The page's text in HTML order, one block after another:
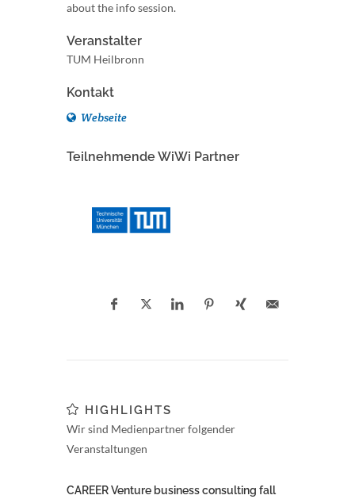
about the info session.
Veranstalter
TUM Heilbronn
Kontakt
Webseite
Teilnehmende WiWi Partner
HIGHLIGHTS
Wir sind Medienpartner folgender
Veranstaltungen
CAREER Venture business consulting fall